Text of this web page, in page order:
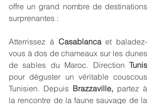
offre un grand nombre de destinations
surprenantes :
Atterrissez à Casablanca et baladez-
vous à dos de chameaux sur les dunes
de sables du Maroc. Direction
pour déguster un véritable couscous
Tunisien. Depuis Brazzaville, partez à
la rencontre de la faune sauvage de la